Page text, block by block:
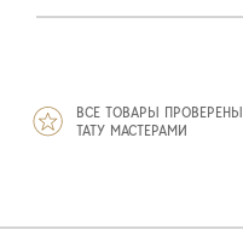
ВСЕ ТОВАРЫ ПРОВЕРЕНЫ
ТАТУ МАСТЕРАМИ